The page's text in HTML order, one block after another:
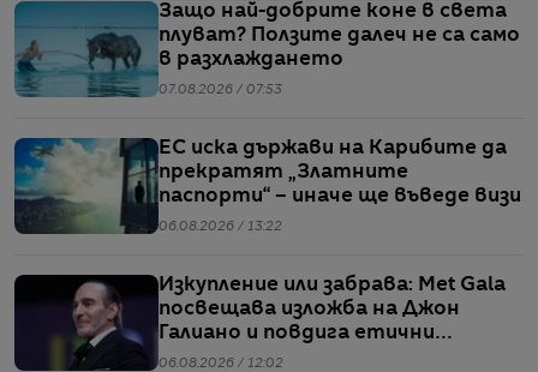
Защо най-добрите коне в света
плуват? Ползите далеч не са само
в разхлаждането
07.08.2026 / 07:53
ЕС иска държави на Карибите да
прекратят „Златните
паспорти“ – иначе ще въведе визи
06.08.2026 / 13:22
Изкупление или забрава: Met Gala
посвещава изложба на Джон
Галиано и повдига етични
въпроси
06.08.2026 / 12:02